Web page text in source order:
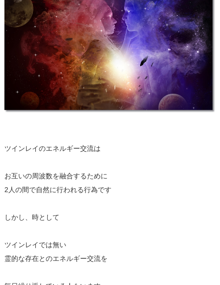
ツインレイのエネルギー交流は
お互いの周波数を融合するために
2人の間で自然に行われる行為です
しかし、時として
ツインレイでは無い
霊的な存在とのエネルギー交流を